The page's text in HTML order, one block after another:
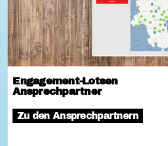
Engagement-Lotsen
Ansprechpartner
Zu den Ansprechpartnern